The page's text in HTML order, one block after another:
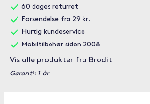
60 dages returret
Forsendelse fra 29 kr.
Hurtig kundeservice
Mobiltilbehør siden 2008
Vis alle produkter fra Brodit
Garanti: 1 år